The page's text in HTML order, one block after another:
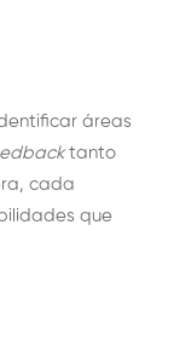
áreas
tanto
cada
que